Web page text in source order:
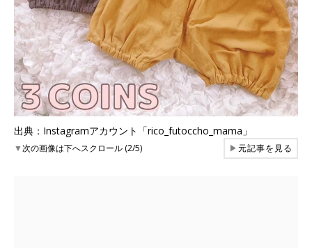
出典：Instagramアカウント「rico_futoccho_mama」
▼次の画像は下へスクロール (2/5) ▶元記事を見る